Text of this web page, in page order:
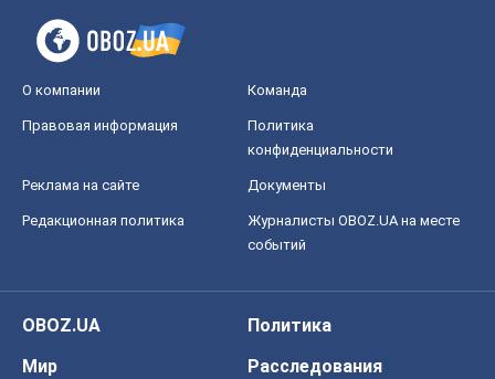
О компании Команда
Правовая информация
Политика
конфиденциальности
Реклама на сайте Документы
Редакционная политика
Журналисты OBOZ.UA на месте
событий
OBOZ.UA
Политика
Мир
Расследования